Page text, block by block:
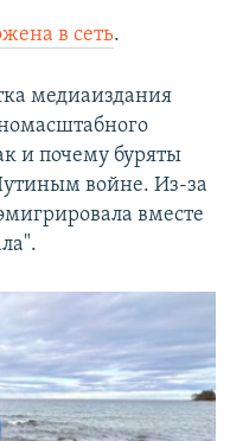
в сеть.
медиаиздания
и почему буряты
войне. Из-за
вместе